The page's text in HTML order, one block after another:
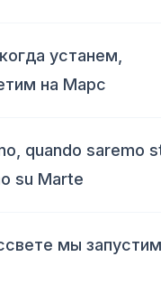
устанем,
на Марс
quando saremo
su Marte
мы запустим